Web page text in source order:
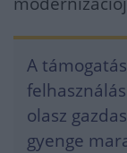
A
olasz
gyenge